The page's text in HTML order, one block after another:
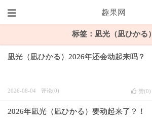
趣果网
标签：凪光（凪ひかる）
凪光（凪ひかる）2026年还会动起来吗？
2026-08-04 评论(0) 赞(0)
2026年凪光（凪ひかる）要动起来了？！